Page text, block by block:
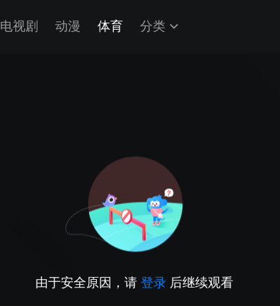
电视剧 动漫 体育 分类
由于安全原因，请 登录 后继续观看